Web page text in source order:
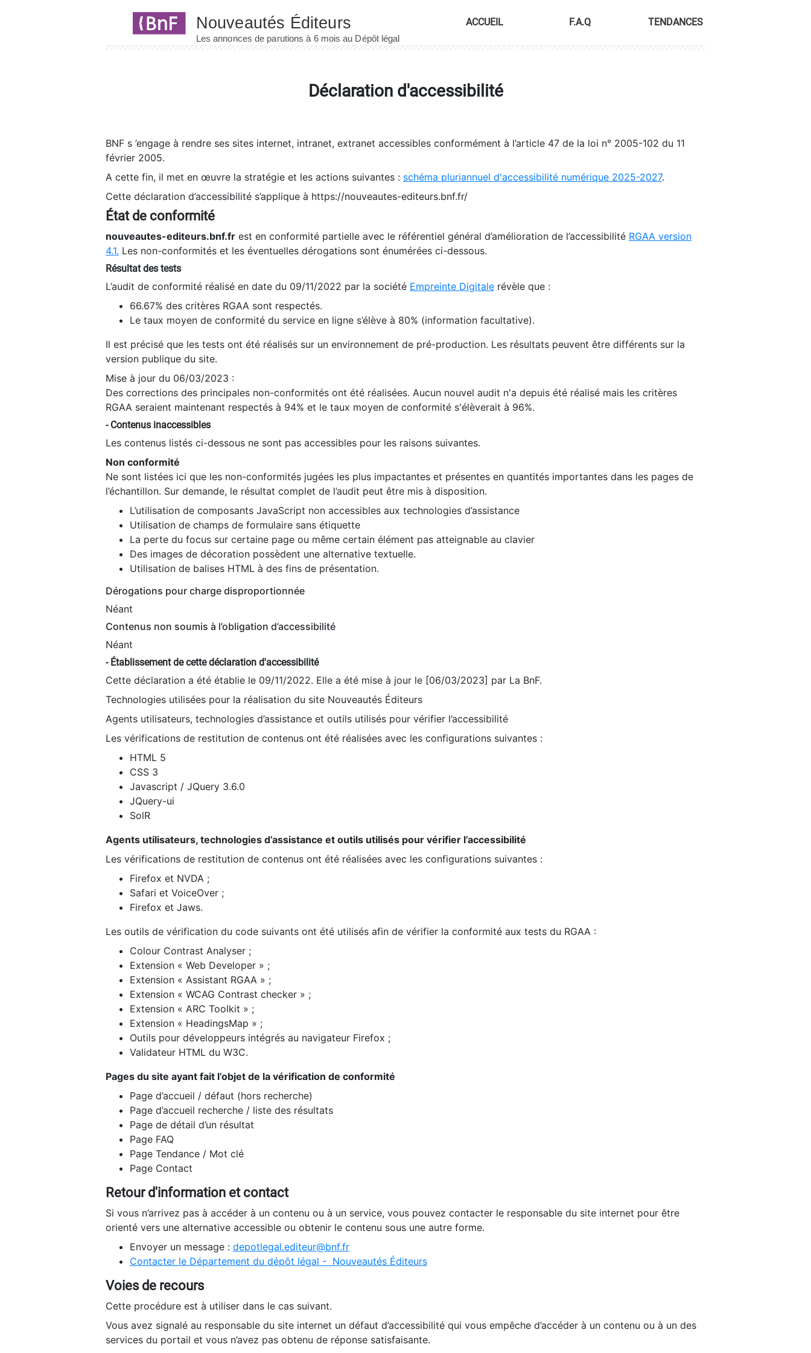
ACCUEIL F.A.Q TENDANCES
Déclaration d'accessibilité
BNF s ’engage à rendre ses sites internet, intranet, extranet accessibles conformément à l’article 47 de la loi n° 2005-102 du 11
février 2005.
A cette fin, il met en œuvre la stratégie et les actions suivantes : schéma pluriannuel d'accessibilité numérique 2025-2027.
Cette déclaration d’accessibilité s’applique à https://nouveautes-editeurs.bnf.fr/
État de conformité
nouveautes-editeurs.bnf.fr est en conformité partielle avec le référentiel général d’amélioration de l’accessibilité RGAA version
4.1. Les non-conformités et les éventuelles dérogations sont énumérées ci-dessous.
Résultat des tests
L’audit de conformité réalisé en date du 09/11/2022 par la société Empreinte Digitale révèle que :
66.67% des critères RGAA sont respectés.
Le taux moyen de conformité du service en ligne s’élève à 80% (information facultative).
Il est précisé que les tests ont été réalisés sur un environnement de pré-production. Les résultats peuvent être différents sur la
version publique du site.
Mise à jour du 06/03/2023 :
Des corrections des principales non-conformités ont été réalisées. Aucun nouvel audit n'a depuis été réalisé mais les critères
RGAA seraient maintenant respectés à 94% et le taux moyen de conformité s'élèverait à 96%.
- Contenus inaccessibles
Les contenus listés ci-dessous ne sont pas accessibles pour les raisons suivantes.
Non conformité
Ne sont listées ici que les non-conformités jugées les plus impactantes et présentes en quantités importantes dans les pages de
l’échantillon. Sur demande, le résultat complet de l’audit peut être mis à disposition.
L’utilisation de composants JavaScript non accessibles aux technologies d’assistance
Utilisation de champs de formulaire sans étiquette
La perte du focus sur certaine page ou même certain élément pas atteignable au clavier
Des images de décoration possèdent une alternative textuelle.
Utilisation de balises HTML à des fins de présentation.
Dérogations pour charge disproportionnée
Néant
Contenus non soumis à l’obligation d’accessibilité
Néant
- Établissement de cette déclaration d'accessibilité
Cette déclaration a été établie le 09/11/2022. Elle a été mise à jour le [06/03/2023] par La BnF.
Technologies utilisées pour la réalisation du site Nouveautés Éditeurs
Agents utilisateurs, technologies d’assistance et outils utilisés pour vérifier l’accessibilité
Les vérifications de restitution de contenus ont été réalisées avec les configurations suivantes :
HTML 5
CSS 3
Javascript / JQuery 3.6.0
JQuery-ui
SolR
Agents utilisateurs, technologies d’assistance et outils utilisés pour vérifier l’accessibilité
Les vérifications de restitution de contenus ont été réalisées avec les configurations suivantes :
Firefox et NVDA ;
Safari et VoiceOver ;
Firefox et Jaws.
Les outils de vérification du code suivants ont été utilisés afin de vérifier la conformité aux tests du RGAA :
Colour Contrast Analyser ;
Extension « Web Developer » ;
Extension « Assistant RGAA » ;
Extension « WCAG Contrast checker » ;
Extension « ARC Toolkit » ;
Extension « HeadingsMap » ;
Outils pour développeurs intégrés au navigateur Firefox ;
Validateur HTML du W3C.
Pages du site ayant fait l’objet de la vérification de conformité
Page d’accueil / défaut (hors recherche)
Page d’accueil recherche / liste des résultats
Page de détail d’un résultat
Page FAQ
Page Tendance / Mot clé
Page Contact
Retour d'information et contact
Si vous n’arrivez pas à accéder à un contenu ou à un service, vous pouvez contacter le responsable du site internet pour être
orienté vers une alternative accessible ou obtenir le contenu sous une autre forme.
Envoyer un message : depotlegal.editeur@bnf.fr
Contacter le Département du dépôt légal - Nouveautés Éditeurs
Voies de recours
Cette procédure est à utiliser dans le cas suivant.
Vous avez signalé au responsable du site internet un défaut d’accessibilité qui vous empêche d’accéder à un contenu ou à un des
services du portail et vous n’avez pas obtenu de réponse satisfaisante.